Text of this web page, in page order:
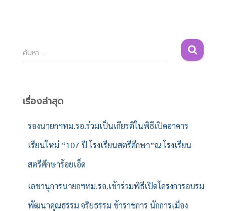
ค้
น
สำ
ค้นหา …
เรื่องล่าสุด
รองนายกฯทม.รอ.ร่วมเป็นเกียรติในพิธีเปิดอาคาร
เรียนใหม่ “107 ปี โรงเรียนสตรีศึกษา”ณ โรงเรียน
สตรีศึกษาร้อยเอ็ด
เลขานุการนายกฯทม.รอ.เข้าร่วมพิธีเปิดโครงการอบรม
พัฒนาคุณธรรม จริยธรรม ข้าราชการ นักการเมือง